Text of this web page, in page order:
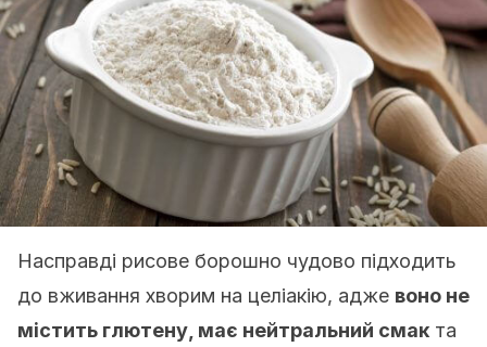
Насправді рисове борошно чудово підходить
до вживання хворим на целіакію, адже воно не
містить глютену, має нейтральний смак та